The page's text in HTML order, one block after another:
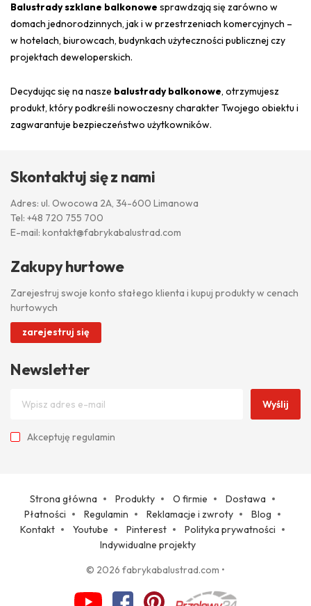
Balustrady szklane balkonowe sprawdzają się zarówno w
domach jednorodzinnych, jak i w przestrzeniach komercyjnych –
w hotelach, biurowcach, budynkach użyteczności publicznej czy
projektach deweloperskich.
Decydując się na nasze balustrady balkonowe, otrzymujesz
produkt, który podkreśli nowoczesny charakter Twojego obiektu i
zagwarantuje bezpieczeństwo użytkowników.
Skontaktuj się z nami
Adres: ul. Owocowa 2A, 34-600 Limanowa
Tel: +48 720 755 700
E-mail: kontakt@fabrykabalustrad.com
Zakupy hurtowe
Zarejestruj swoje konto stałego klienta i kupuj produkty w cenach
hurtowych
zarejestruj się
Newsletter
Wyślij
Akceptuję regulamin
Strona główna Produkty O firmie
Dostawa
Płatności
Regulamin Reklamacje i zwroty
Blog
Kontakt
Youtube Pinterest
Polityka prywatności
Indywidualne projekty
© 2026 fabrykabalustrad.com •